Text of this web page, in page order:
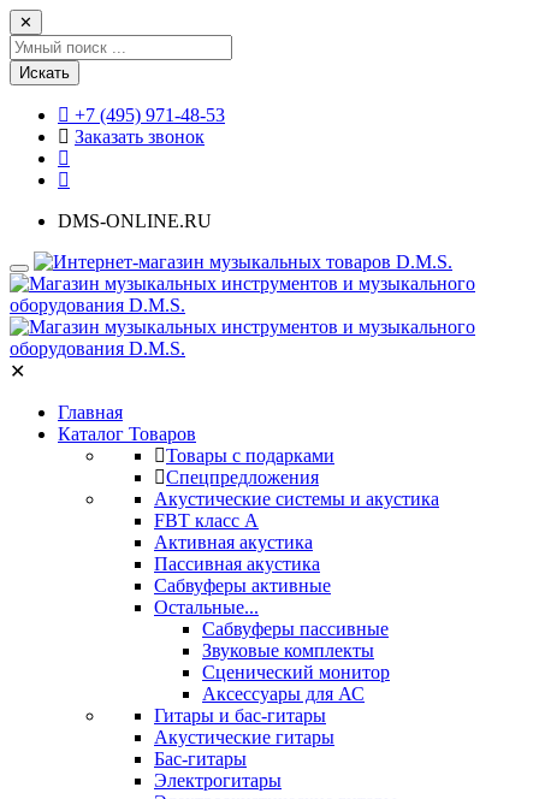
✕
Искать
+7 (495) 971-48-53
Заказать звонок
DMS-ONLINE.RU
✕
Главная
Каталог Товаров
Товары с подарками
Спецпредложения
Акустические системы и акустика
FBT класс А
Активная акустика
Пассивная акустика
Сабвуферы активные
Остальные...
Сабвуферы пассивные
Звуковые комплекты
Сценический монитор
Аксессуары для АС
Гитары и бас-гитары
Акустические гитары
Бас-гитары
Электрогитары